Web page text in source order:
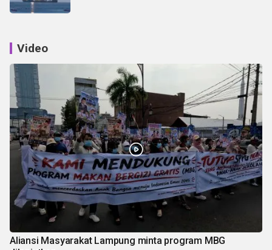
Video
Aliansi Masyarakat Lampung minta program MBG